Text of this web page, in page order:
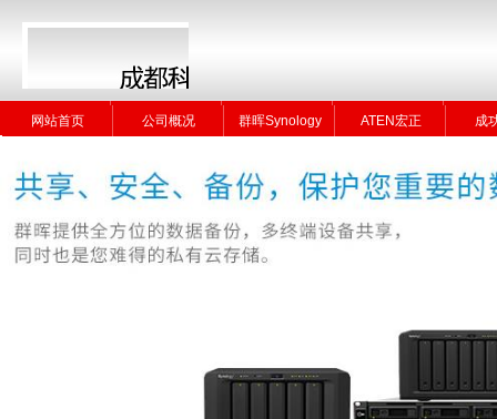
网站首页 公司概况 群晖Synology ATEN宏正 成
网站首页 公司概况 群晖Synology ATEN宏正 成